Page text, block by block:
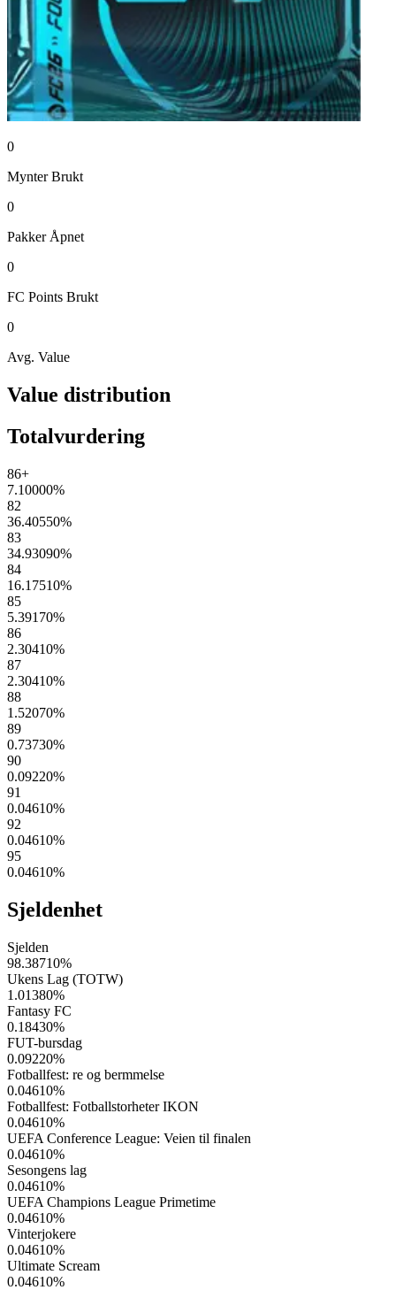
0
Mynter Brukt
0
Pakker Åpnet
0
FC Points Brukt
0
Avg. Value
Value distribution
Totalvurdering
86+
7.10000%
82
36.40550%
83
34.93090%
84
16.17510%
85
5.39170%
86
2.30410%
87
2.30410%
88
1.52070%
89
0.73730%
90
0.09220%
91
0.04610%
92
0.04610%
95
0.04610%
Sjeldenhet
Sjelden
98.38710%
Ukens Lag (TOTW)
1.01380%
Fantasy FC
0.18430%
FUT-bursdag
0.09220%
Fotballfest: re og bermmelse
0.04610%
Fotballfest: Fotballstorheter IKON
0.04610%
UEFA Conference League: Veien til finalen
0.04610%
Sesongens lag
0.04610%
UEFA Champions League Primetime
0.04610%
Vinterjokere
0.04610%
Ultimate Scream
0.04610%